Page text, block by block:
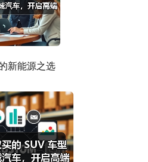
新能源之选